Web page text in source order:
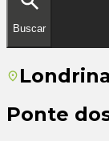
Buscar
Ponte